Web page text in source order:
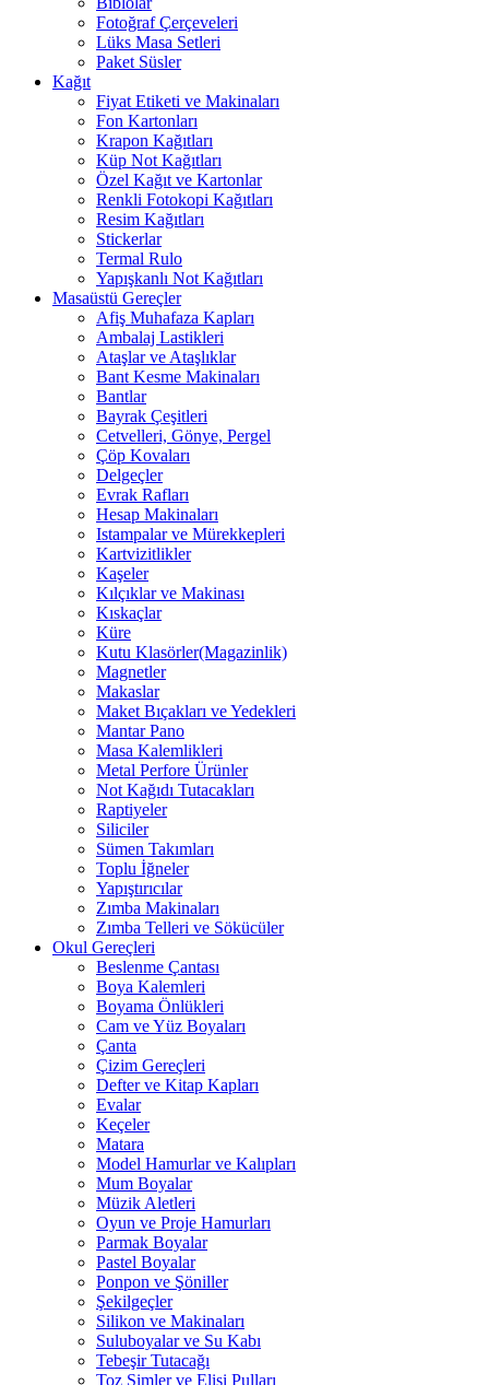
Fotoğraf Çerçeveleri
Lüks Masa Setleri
Paket Süsler
Kağıt
Fiyat Etiketi ve Makinaları
Fon Kartonları
Krapon Kağıtları
Küp Not Kağıtları
Özel Kağıt ve Kartonlar
Renkli Fotokopi Kağıtları
Resim Kağıtları
Stickerlar
Termal Rulo
Yapışkanlı Not Kağıtları
Masaüstü Gereçler
Afiş Muhafaza Kapları
Ambalaj Lastikleri
Ataşlar ve Ataşlıklar
Bant Kesme Makinaları
Bantlar
Bayrak Çeşitleri
Cetvelleri, Gönye, Pergel
Çöp Kovaları
Delgeçler
Evrak Rafları
Hesap Makinaları
Istampalar ve Mürekkepleri
Kartvizitlikler
Kaşeler
Kılçıklar ve Makinası
Kıskaçlar
Küre
Kutu Klasörler(Magazinlik)
Magnetler
Makaslar
Maket Bıçakları ve Yedekleri
Mantar Pano
Masa Kalemlikleri
Metal Perfore Ürünler
Not Kağıdı Tutacakları
Raptiyeler
Siliciler
Sümen Takımları
Toplu İğneler
Yapıştırıcılar
Zımba Makinaları
Zımba Telleri ve Sökücüler
Okul Gereçleri
Beslenme Çantası
Boya Kalemleri
Boyama Önlükleri
Cam ve Yüz Boyaları
Çanta
Çizim Gereçleri
Defter ve Kitap Kapları
Evalar
Keçeler
Matara
Model Hamurlar ve Kalıpları
Mum Boyalar
Müzik Aletleri
Oyun ve Proje Hamurları
Parmak Boyalar
Pastel Boyalar
Ponpon ve Şöniller
Şekilgeçler
Silikon ve Makinaları
Suluboyalar ve Su Kabı
Tebeşir Tutacağı
Toz Simler ve Elişi Pulları